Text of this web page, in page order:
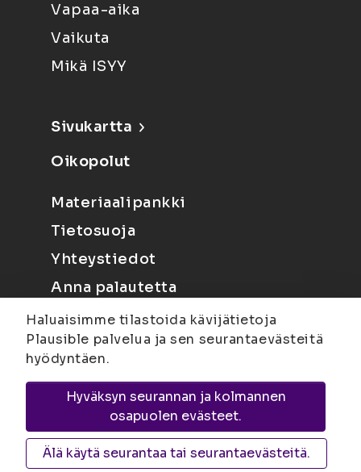
Vapaa-aika
Vaikuta
Mikä ISYY
Sivukartta
Oikopolut
Materiaalipankki
Tietosuoja
Yhteystiedot
Anna palautetta
Joensuu
Suvantokatu 6, 80100 Joensuu |
KuopioYliopistonranta 15, PL 1627, 70211
Kuopio
Haluaisimme tilastoida kävijätietoja
Plausible palvelua ja sen seurantaevästeitä
hyödyntäen.
Hyväksyn seurannan ja kolmannen
osapuolen evästeet.
Älä käytä seurantaa tai seurantaevästeitä.